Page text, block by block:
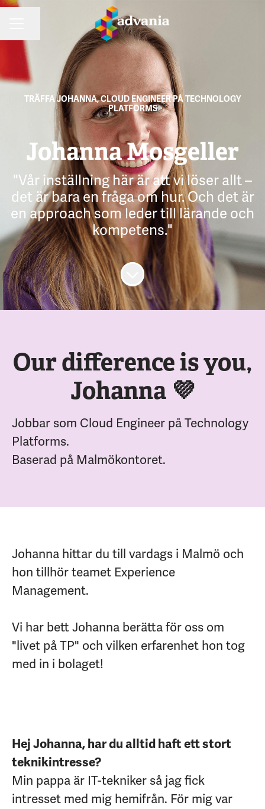
TRÄFFA JOHANNA, CLOUD ENGINEER PÅ TECHNOLOGY
PLATFORMS
Johanna Mosgeller
"Vår inställning här är att vi löser allt –
det är bara en fråga om hur. Och det är
en approach som leder till lärande och
kompetens."
Skrolla för mer innehåll
Our difference is you,
Johanna 💜
Jobbar som Cloud Engineer på Technology
Platforms.
Baserad på Malmökontoret.
Johanna hittar du till vardags i Malmö och
hon tillhör teamet Experience
Management.
Vi har bett Johanna berätta för oss om
"livet på TP" och vilken erfarenhet hon tog
med in i bolaget!
Hej Johanna, har du alltid haft ett stort
teknikintresse?
Min pappa är IT-tekniker så jag fick
intresset med mig hemifrån. För mig var